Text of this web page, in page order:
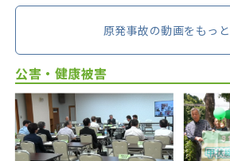
原発事故の動画をもっ
公害・健康被害